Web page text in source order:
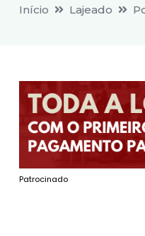
Início Lajeado
Patrocinado